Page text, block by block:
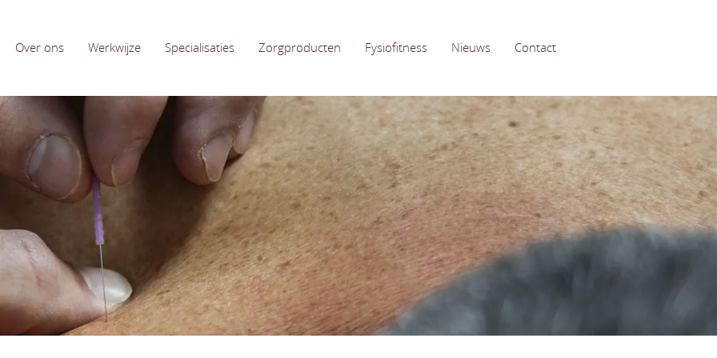
Over ons Werkwijze Specialisaties Zorgproducten Fysiofitness Nieuws Contact